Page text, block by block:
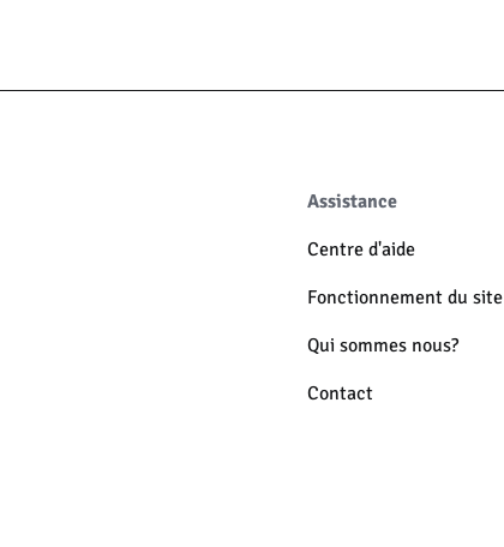
Assistance
Centre d'aide
Fonctionnement du site
Qui sommes nous?
Contact